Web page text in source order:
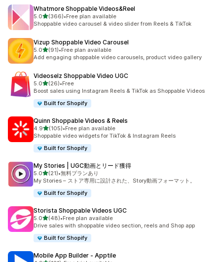
Whatmore Shoppable Videos&Reel
5.05つ星中
(366)
合計レビュー数：366件
•Free plan available
Shoppable video carousel & video slider from Reels & TikTok
Vizup Shoppable Video Carousel
5.05つ星中
(91)
合計レビュー数：91件
•Free plan available
Add engaging shoppable video carousels, product video gallery
Videoselz Shoppable Video UGC
5.05つ星中
(26)
合計レビュー数：26件
•Free
Boost sales using Instagram Reels & TikTok as Shoppable Videos
Built for Shopify
Quinn Shoppable Videos & Reels
4.95つ星中
(105)
合計レビュー数：105件
•Free plan available
Shoppable video widgets for TikTok & Instagram Reels
Built for Shopify
My Stories | UGC動画とリード獲得
5.05つ星中
(21)
合計レビュー数：21件
•無料プランあり
My Stories – ストア専用に設計された、Story動画フォーマット。
Built for Shopify
Storista Shoppable Videos UGC
5.05つ星中
(48)
合計レビュー数：48件
•Free plan available
Drive sales with shoppable video section, reels and Shop app
Built for Shopify
Mobile App Builder ‑ Apptile